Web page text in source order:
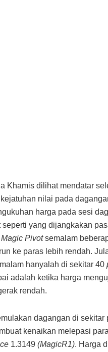
Khamis dilihat mendatar
kejatuhan nilai pada
harga pada sesi
yang dijangkakan
Magic Pivotsemalam
ke paras lebih rendah.
hanyalah di sekitar 40
adalah ketika harga
rendah.
dagangan di sekitar
kenaikan melepasi
1.3149 (MagicR1). Harga